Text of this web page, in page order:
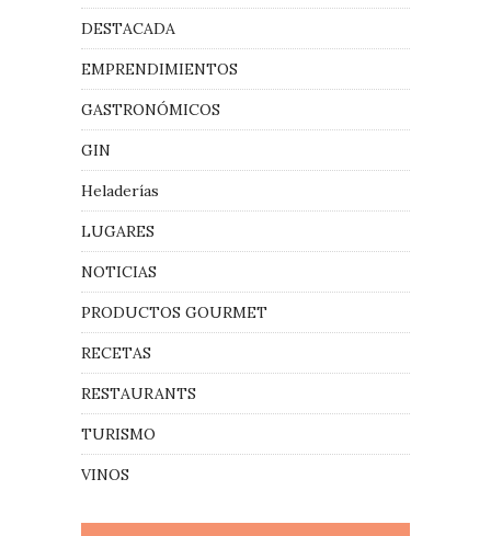
DESTACADA
EMPRENDIMIENTOS
GASTRONÓMICOS
GIN
Heladerías
LUGARES
NOTICIAS
PRODUCTOS GOURMET
RECETAS
RESTAURANTS
TURISMO
VINOS